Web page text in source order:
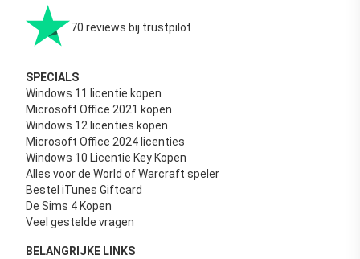
70 reviews bij trustpilot
SPECIALS
Windows 11 licentie kopen
Microsoft Office 2021 kopen
Windows 12 licenties kopen
Microsoft Office 2024 licenties
Windows 10 Licentie Key Kopen
Alles voor de World of Warcraft speler
Bestel iTunes Giftcard
De Sims 4 Kopen
Veel gestelde vragen
BELANGRIJKE LINKS